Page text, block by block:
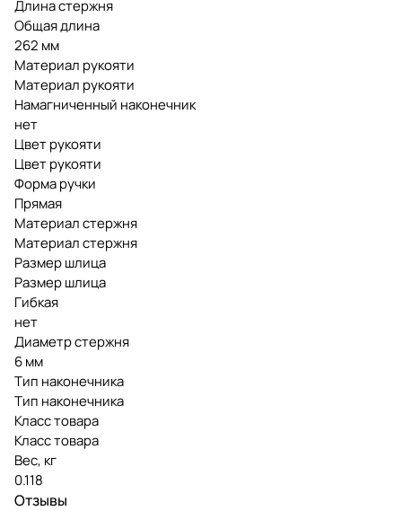
Длина стержня
Общая длина
262 мм
Материал рукояти
Материал рукояти
Намагниченный наконечник
нет
Цвет рукояти
Цвет рукояти
Форма ручки
Прямая
Материал стержня
Материал стержня
Размер шлица
Размер шлица
Гибкая
нет
Диаметр стержня
6 мм
Тип наконечника
Тип наконечника
Класс товара
Класс товара
Вес, кг
0.118
Отзывы